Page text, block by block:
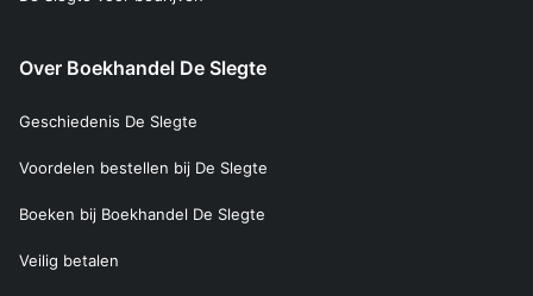
Over Boekhandel De Slegte
Geschiedenis De Slegte
Voordelen bestellen bij De Slegte
Boeken bij Boekhandel De Slegte
Veilig betalen